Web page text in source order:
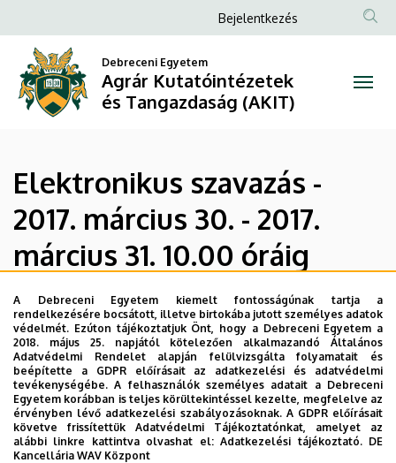
szavazás
2017.
március
30.
2017.
március
31.
10.00
óráig
a
tartalomra
Anonim
fiók
menüje
Bejelentkezés
Debreceni Egyetem
Agrár Kutatóintézetek
és Tangazdaság (AKIT)
Elektronikus szavazás -
2017. március 30. - 2017.
március 31. 10.00 óráig
Tárgy:Javaslat a DE AKIT 2017. évi belső gazdálkodási
költségvetésére
AKIT belső gazdálkodási költségvetés
Határozati javaslat:A DE AKIT Igazgatótanácsa 4/2017.
(III.31.) sz. határozatával ......Igen, .....Nem, ..... Tartózkodás
mellett támogatja a DE AKIT 2017. évi belső gazdálkodási
A Debreceni Egyetem kiemelt fontosságúnak tartja a
rendelkezésére bocsátott, illetve birtokába jutott személyes adatok
védelmét. Ezúton tájékoztatjuk Önt, hogy a Debreceni Egyetem a
2018. május 25. napjától kötelezően alkalmazandó Általános
Adatvédelmi Rendelet alapján felülvizsgálta folyamatait és
beépítette a GDPR előírásait az adatkezelési és adatvédelmi
tevékenységébe. A felhasználók személyes adatait a Debreceni
Egyetem korábban is teljes körültekintéssel kezelte, megfelelve az
érvényben lévő adatkezelési szabályozásoknak. A GDPR előírásait
követve frissítettük Adatvédelmi Tájékoztatónkat, amelyet az
alábbi linkre kattintva olvashat el:Adatkezelési tájékoztató. DE
Kancellária WAV Központ